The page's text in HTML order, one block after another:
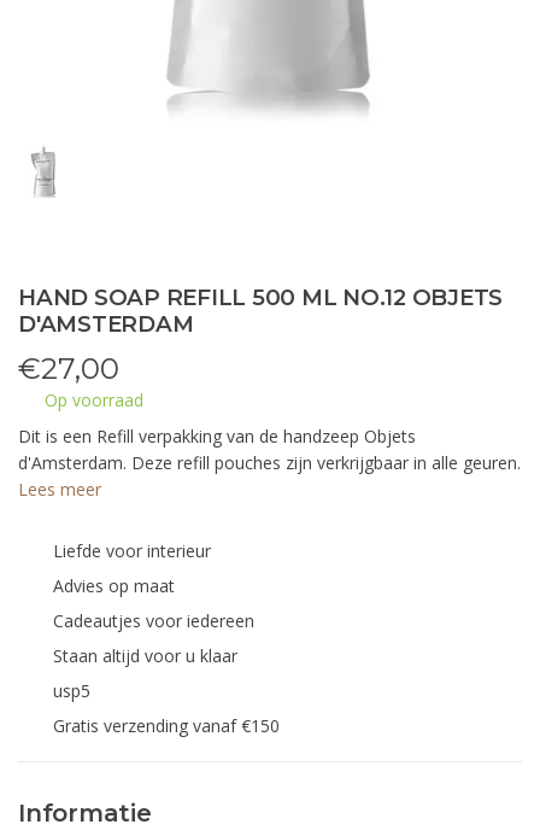
HAND SOAP REFILL 500 ML NO.12 OBJETS
D'AMSTERDAM
€27,00
Op voorraad
Dit is een Refill verpakking van de handzeep Objets
d'Amsterdam. Deze refill pouches zijn verkrijgbaar in alle geuren.
Lees meer
Liefde voor interieur
Advies op maat
Cadeautjes voor iedereen
Staan altijd voor u klaar
usp5
Gratis verzending vanaf €150
Informatie